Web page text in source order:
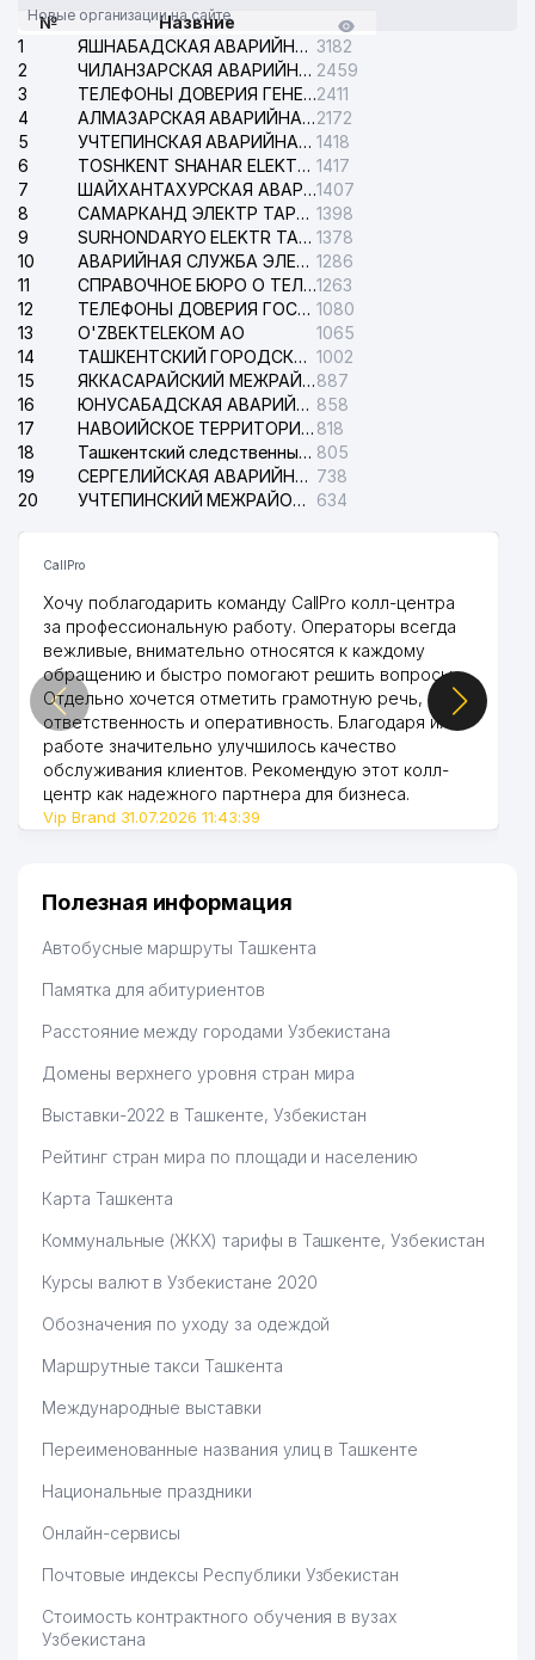
Новые организации на сайте
№
Назвние
1
ЯШНАБАДСКАЯ АВАРИЙНАЯ СЛУЖБА ЭЛЕКТРОСЕТИ 3182
2
ЧИЛАНЗАРСКАЯ АВАРИЙНАЯ СЛУЖБА ЭЛЕКТРОСЕТИ 2459
3
ТЕЛЕФОНЫ ДОВЕРИЯ ГЕНЕРАЛЬНОЙ ПРОКУРАТУРЫ РЕСПУБЛИКИ УЗБЕКИСТАН2411
4
АЛМАЗАРСКАЯ АВАРИЙНАЯ СЛУЖБА ЭЛЕКТРОСЕТИ2172
5
УЧТЕПИНСКАЯ АВАРИЙНАЯ СЛУЖБА ЭЛЕКТРОСЕТИ 1418
6
TOSHKENT SHAHAR ELEKTR TARMOQLARI KORXONASI АО 1417
7
ШАЙХАНТАХУРСКАЯ АВАРИЙНАЯ СЛУЖБА ЭЛЕКТРОСЕТИ1407
8
САМАРКАНД ЭЛЕКТР ТАРМОКЛАРИ АО 1398
9
SURHONDARYO ELEKTR TARMOKLARI АО 1378
10
АВАРИЙНАЯ СЛУЖБА ЭЛЕКТРОСЕТИ ТАШКЕНТСКОГО РАЙОНА 1286
11
СПРАВОЧНОЕ БЮРО О ТЕЛЕФОНАХ ОРГАНИЗАЦИЙ г. ТАШКЕНТА1263
12
ТЕЛЕФОНЫ ДОВЕРИЯ ГОСУДАРСТВЕННОГО ЦЕНТРА ТЕСТИРОВАНИЯ 1080
13
O'ZBEKTELEKOM АО
1065
14
ТАШКЕНТСКИЙ ГОРОДСКОЙ СУД ПО ГРАЖДАНСКИМ ДЕЛАМ 1002
15
ЯККАСАРАЙСКИЙ МЕЖРАЙОННЫЙ СУД ПО ГРАЖДАНСКИМ ДЕЛАМ887
16
ЮНУСАБАДСКАЯ АВАРИЙНАЯ СЛУЖБА ЭЛЕКТРОСЕТИ 858
17
НАВОИЙСКОЕ ТЕРРИТОРИАЛЬНОЕ ПРЕДПРИЯТИЕ ЭЛЕКТРОСЕТИ АО 818
18
Ташкентский следственный изолятор 805
19
СЕРГЕЛИЙСКАЯ АВАРИЙНАЯ СЛУЖБА ЭЛЕКТРОСЕТИ 738
20
УЧТЕПИНСКИЙ МЕЖРАЙОННЫЙ СУД ПО ГРАЖДАНСКИМ ДЕЛАМ 634
CallPro
Хочу поблагодарить команду CallPro колл-центра
за профессиональную работу. Операторы всегда
вежливые, внимательно относятся к каждому
обращению и быстро помогают решить вопросы.
Отдельно хочется отметить грамотную речь,
ответственность и оперативность. Благодаря их
работе значительно улучшилось качество
обслуживания клиентов. Рекомендую этот колл-
центр как надежного партнера для бизнеса.
Vip Brand 31.07.2026 11:43:39
Полезная информация
Автобусные маршруты Ташкента
Памятка для абитуриентов
Расстояние между городами Узбекистана
Домены верхнего уровня стран мира
Выставки-2022 в Ташкенте, Узбекистан
Рейтинг стран мира по площади и населению
Карта Ташкента
Коммунальные (ЖКХ) тарифы в Ташкенте, Узбекистан
Курсы валют в Узбекистане 2020
Обозначения по уходу за одеждой
Маршрутные такси Ташкента
Международные выставки
Переименованные названия улиц в Ташкенте
Национальные праздники
Онлайн-сервисы
Почтовые индексы Республики Узбекистан
Стоимость контрактного обучения в вузах
Узбекистана